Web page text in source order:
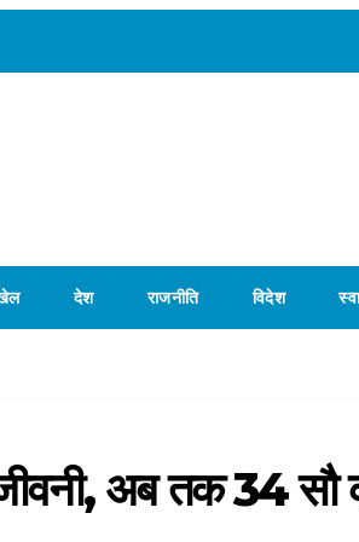
देश राजनीति विदेश
अब तक 34